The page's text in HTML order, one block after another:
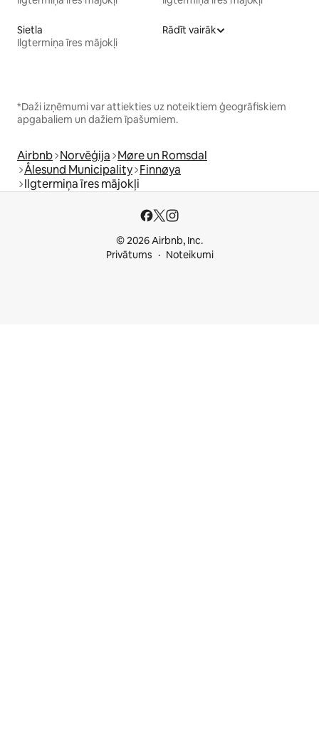
Sietla
Ilgtermiņa īres mājokļi
Rādīt vairāk
*Daži izņēmumi var attiekties uz noteiktiem ģeogrāfiskiem
apgabaliem un dažiem īpašumiem.
Airbnb Norvēģija Møre un Romsdal
Ålesund Municipality Finnøya
Ilgtermiņa īres mājokļi
© 2026 Airbnb, Inc.
Privātums
Noteikumi